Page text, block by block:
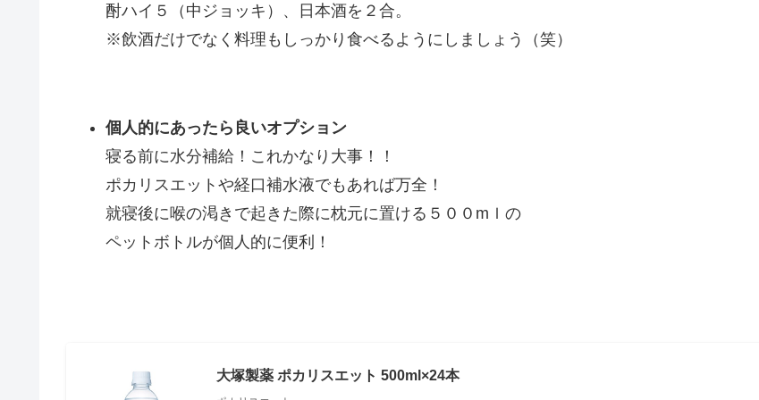
酎ハイ５（中ジョッキ）、日本酒を２合。
※飲酒だけでなく料理もしっかり食べるようにしましょう（笑）
個人的にあったら良いオプション
寝る前に水分補給！これかなり大事！！
ポカリスエットや経口補水液でもあれば万全！
就寝後に喉の渇きで起きた際に枕元に置ける５００mｌの
ペットボトルが個人的に便利！
大塚製薬 ポカリスエット 500ml×24本